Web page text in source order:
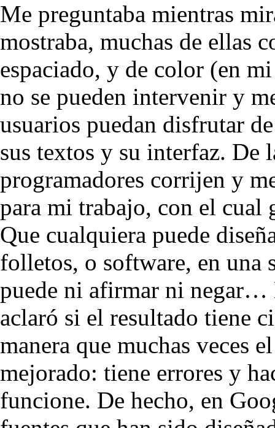
Me preguntaba mientras
mostraba, muchas de ellas
espaciado, y de color (en
no se pueden intervenir y
usuarios puedan disfrutar
sus textos y su interfaz. De
programadores corrijen y
para mi trabajo, con el cual
Que cualquiera puede
folletos, o software, en una
puede ni afirmar ni negar…
aclaró si el resultado tiene
manera que muchas veces
mejorado: tiene errores y
funcione. De hecho, en